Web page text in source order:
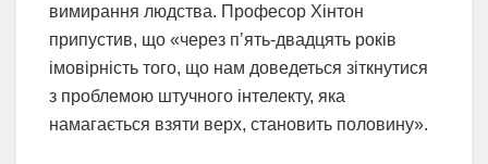
вимирання людства. Професор Хінтон
припустив, що «через п’ять-двадцять років
імовірність того, що нам доведеться зіткнутися
з проблемою штучного інтелекту, яка
намагається взяти верх, становить половину».